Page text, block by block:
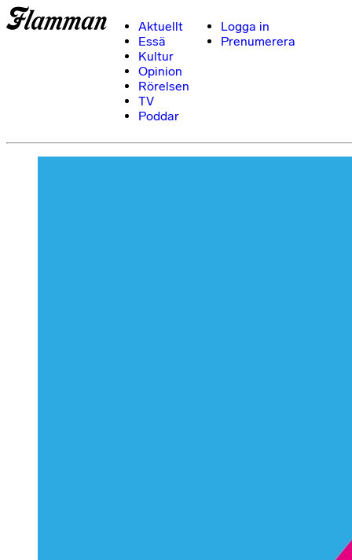
Aktuellt
Essä
Kultur
Opinion
Rörelsen
TV
Poddar
Logga in
Prenumerera